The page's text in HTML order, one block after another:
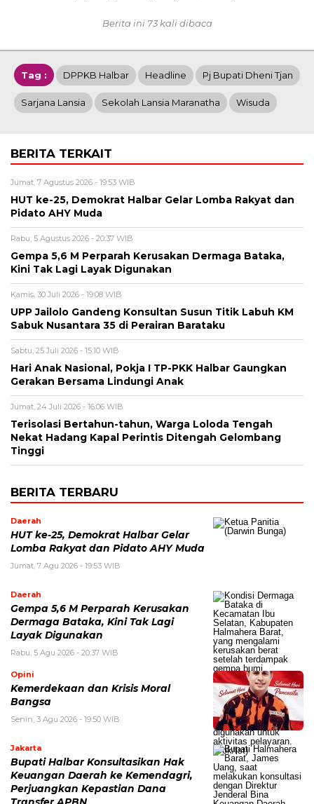
Berita ini 73 kali dibaca
Tag : DPPKB Halbar Headline Pj Bupati Dheni Tjan
Sarjana Lansia Sekolah Lansia Maranatha Wisuda
BERITA TERKAIT
Jumat, 7 Agustus 2026 - 19:53 WIB
HUT ke-25, Demokrat Halbar Gelar Lomba Rakyat dan
Pidato AHY Muda
Rabu, 5 Agustus 2026 - 20:37 WIB
Gempa 5,6 M Perparah Kerusakan Dermaga Bataka,
Kini Tak Lagi Layak Digunakan
Kamis, 30 Juli 2026 - 19:08 WIB
UPP Jailolo Gandeng Konsultan Susun Titik Labuh KM
Sabuk Nusantara 35 di Perairan Barataku
Sabtu, 25 Juli 2026 - 15:10 WIB
Hari Anak Nasional, Pokja I TP-PKK Halbar Gaungkan
Gerakan Bersama Lindungi Anak
Jumat, 24 Juli 2026 - 16:06 WIB
Terisolasi Bertahun-tahun, Warga Loloda Tengah
Nekat Hadang Kapal Perintis Ditengah Gelombang
Tinggi
BERITA TERBARU
Daerah
HUT ke-25, Demokrat Halbar Gelar
Lomba Rakyat dan Pidato AHY Muda
Jumat, 7 Agu 2026 - 19:53 WIB
Daerah
Gempa 5,6 M Perparah Kerusakan
Dermaga Bataka, Kini Tak Lagi
Layak Digunakan
Rabu, 5 Agu 2026 - 20:37 WIB
Opini
Kemerdekaan dan Krisis Moral
Bangsa
Senin, 3 Agu 2026 - 19:50 WIB
Jakarta
Bupati Halbar Konsultasikan Hak
Keuangan Daerah ke Kemendagri,
Perjuangkan Kepastian Dana
Transfer APBN